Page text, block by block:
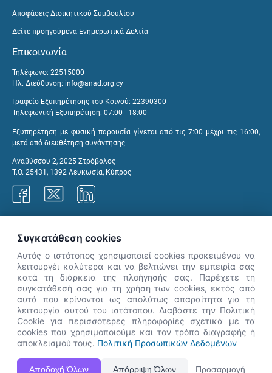
Αποφάσεις Διοικητικού Συμβουλίου
Δείτε προηγούμενα Ενημερωτικά Δελτία
Επικοινωνία
Τηλέφωνο: 22515000
Ηλ. Διεύθυνση: info@anad.org.cy
Γραφείο Εξυπηρέτησης του Κοινού: 22390300
Τηλεφωνική Εξυπηρέτηση: 07:00 - 18:00
Εξυπηρέτηση με φυσική παρουσία γίνεται από τις 7:00 μέχρι τις 16:00,
μετά από διευθέτηση συνάντησης.
Αναβύσσου 2, 2025 Στρόβολος
Τ.Θ. 25431, 1392 Λευκωσία, Κύπρος
Η Ιστοσελίδα ΑνΑΔ είναι πλήρως συμβατή με τις νεότερες εκδόσεις, Google Chrome, Mozilla Firefox,
Apple Safari καθώς και Internet Explorer.
👋 Καλώς ήρθες! Είμαι η Νόησις.
Πες μου πώς μπορώ να σε βοηθήσω
σήμερα.
Συγκατάθεση cookies
Αυτός ο ιστότοπος χρησιμοποιεί cookies προκειμένου να
λειτουργέι καλύτερα και να βελτιώνει την εμπειρία σας
κατά τη διάρκεια της πλοήγησής σας. Παρέχετε τη
συγκατάθεσή σας για τη χρήση των cookies, εκτός από
αυτά που κρίνονται ως απολύτως απαραίτητα για τη
λειτουργία αυτού του ιστότοπου. Διαβάστε την Πολιτική
Cookie για περισσότερες πληροφορίες σχετικά με τα
cookies που χρησιμοποιούμε και τον τρόπο διαγραφής ή
αποκλεισμού τους. Πολιτική Προσωπικών Δεδομένων
Αποδοχή Όλων Απόρριψη Όλων Προσαρμογή